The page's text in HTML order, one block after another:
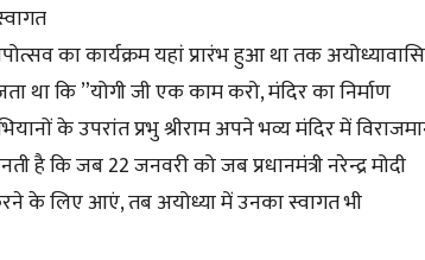
का कार्यक्रम यहां प्रारंभ हुआ था तक
था कि ”योगी जी एक काम करो, मंदिर का निर्माण
के उपरांत प्रभु श्रीराम अपने भव्य मंदिर में
है कि जब 22 जनवरी को जब प्रधानमंत्री नरेन्द्र मोदी
के लिए आएं, तब अयोध्या में उनका स्वागत भी